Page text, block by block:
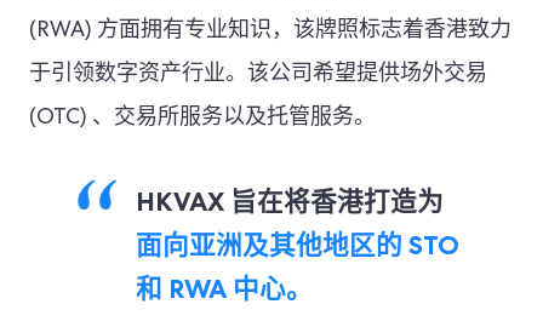
(RWA) 方面拥有专业知识，该牌照标志着香港致力
于引领数字资产行业。该公司希望提供场外交易
(OTC) 、交易所服务以及托管服务。
HKVAX 旨在将香港打造为
面向亚洲及其他地区的 STO
和 RWA 中心。